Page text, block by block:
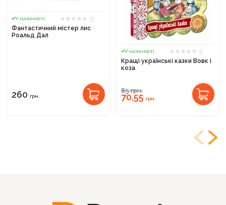
У наявності
0
Фантастичний містер лис
Роальд Дал
260 грн.
У наявності
0
Кращі українські казки Вовк і
коза
85грн.
70,55 грн.